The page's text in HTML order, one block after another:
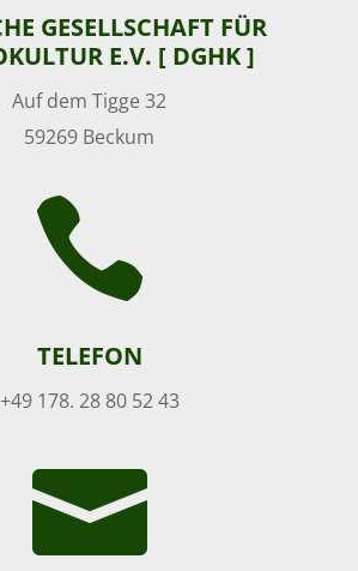
GESELLSCHAFT FÜR
E.V. [ DGHK ]
Auf dem Tigge 32
59269 Beckum

TELEFON
+49 178. 28 80 52 43
